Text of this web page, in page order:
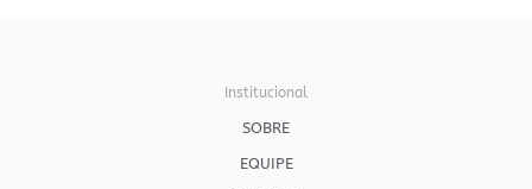
Institucional
SOBRE
EQUIPE